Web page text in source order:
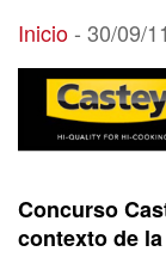
30/09/11
Inicio- 30/09/
Concurso
contexto de